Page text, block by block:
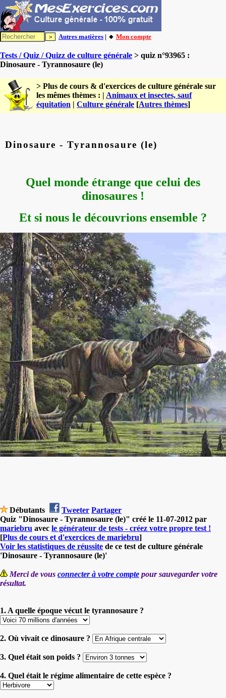
Autres matières | 🔸 Mon compte
Tests / Quiz / Quizz de culture générale > quiz n°93965 :
Dinosaure - Tyrannosaure (le)
> Plus de cours & d'exercices de culture générale sur
les mêmes thèmes : | Animaux et insectes, sauf
équitation | Culture générale [Autres thèmes]
Dinosaure - Tyrannosaure (le)
Quel monde étrange que celui des
dinosaures !
Et si nous le découvrions ensemble ?
Débutants Tweeter Partager
Quiz "Dinosaure - Tyrannosaure (le)" créé le 11-07-2012 par
mariebru avec le générateur de tests - créez votre propre test !
[Plus de cours et d'exercices de mariebru]
Voir les statistiques de réussite de ce test de culture générale
'Dinosaure - Tyrannosaure (le)'
Merci de vous connecter à votre compte pour sauvegarder votre
résultat.
1. A quelle époque vécut le tyrannosaure ?
2. Où vivait ce dinosaure ?
3. Quel était son poids ?
4. Quel était le régime alimentaire de cette espèce ?